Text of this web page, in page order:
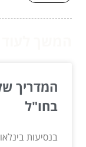
המדריך
בחו"ל
בנסיעות